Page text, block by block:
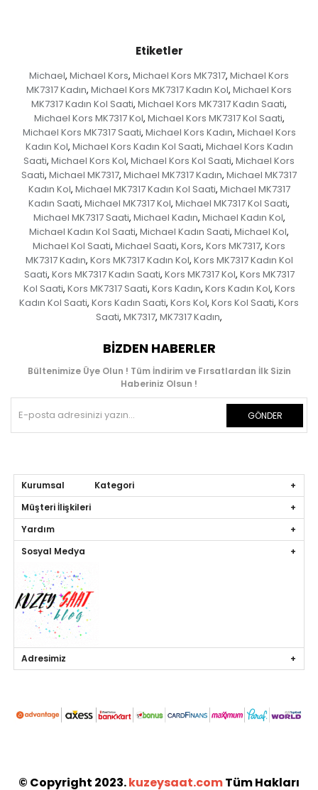
Etiketler
Michael, Michael Kors, Michael Kors MK7317, Michael Kors
MK7317 Kadın, Michael Kors MK7317 Kadın Kol, Michael Kors
MK7317 Kadın Kol Saati, Michael Kors MK7317 Kadın Saati,
Michael Kors MK7317 Kol, Michael Kors MK7317 Kol Saati,
Michael Kors MK7317 Saati, Michael Kors Kadın, Michael Kors
Kadın Kol, Michael Kors Kadın Kol Saati, Michael Kors Kadın
Saati, Michael Kors Kol, Michael Kors Kol Saati, Michael Kors
Saati, Michael MK7317, Michael MK7317 Kadın, Michael MK7317
Kadın Kol, Michael MK7317 Kadın Kol Saati, Michael MK7317
Kadın Saati, Michael MK7317 Kol, Michael MK7317 Kol Saati,
Michael MK7317 Saati, Michael Kadın, Michael Kadın Kol,
Michael Kadın Kol Saati, Michael Kadın Saati, Michael Kol,
Michael Kol Saati, Michael Saati, Kors, Kors MK7317, Kors
MK7317 Kadın, Kors MK7317 Kadın Kol, Kors MK7317 Kadın Kol
Saati, Kors MK7317 Kadın Saati, Kors MK7317 Kol, Kors MK7317
Kol Saati, Kors MK7317 Saati, Kors Kadın, Kors Kadın Kol, Kors
Kadın Kol Saati, Kors Kadın Saati, Kors Kol, Kors Kol Saati, Kors
Saati, MK7317, MK7317 Kadın,
BIZDEN HABERLER
Bültenimize Üye Olun ! Tüm İndirim ve Fırsatlardan İlk Sizin
Haberiniz Olsun !
GÖNDER
Kurumsal Kategori
Müşteri İlişkileri
Yardım
Sosyal Medya
Adresimiz
© Copyright 2023.kuzeysaat.comTüm Hakları